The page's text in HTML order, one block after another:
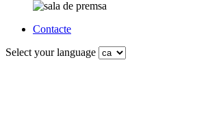
Contacte
Select your language